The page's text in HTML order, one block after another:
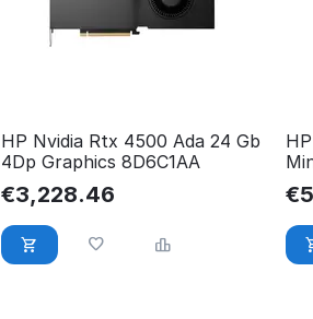
HP Nvidia Rtx 4500 Ada 24 Gb
4Dp Graphics 8D6C1AA
€3,228.46 €